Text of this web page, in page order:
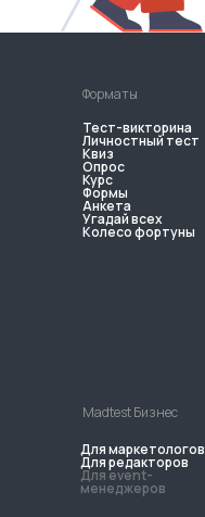
Форматы
Madtest Бизнес
Для маркетологов
Для редакторов
Для event-
менеджеров
Тест-викторина
Личностный тест
Квиз
Опрос
Курс
Формы
Анкета
Угадай всех
Колесо фортуны